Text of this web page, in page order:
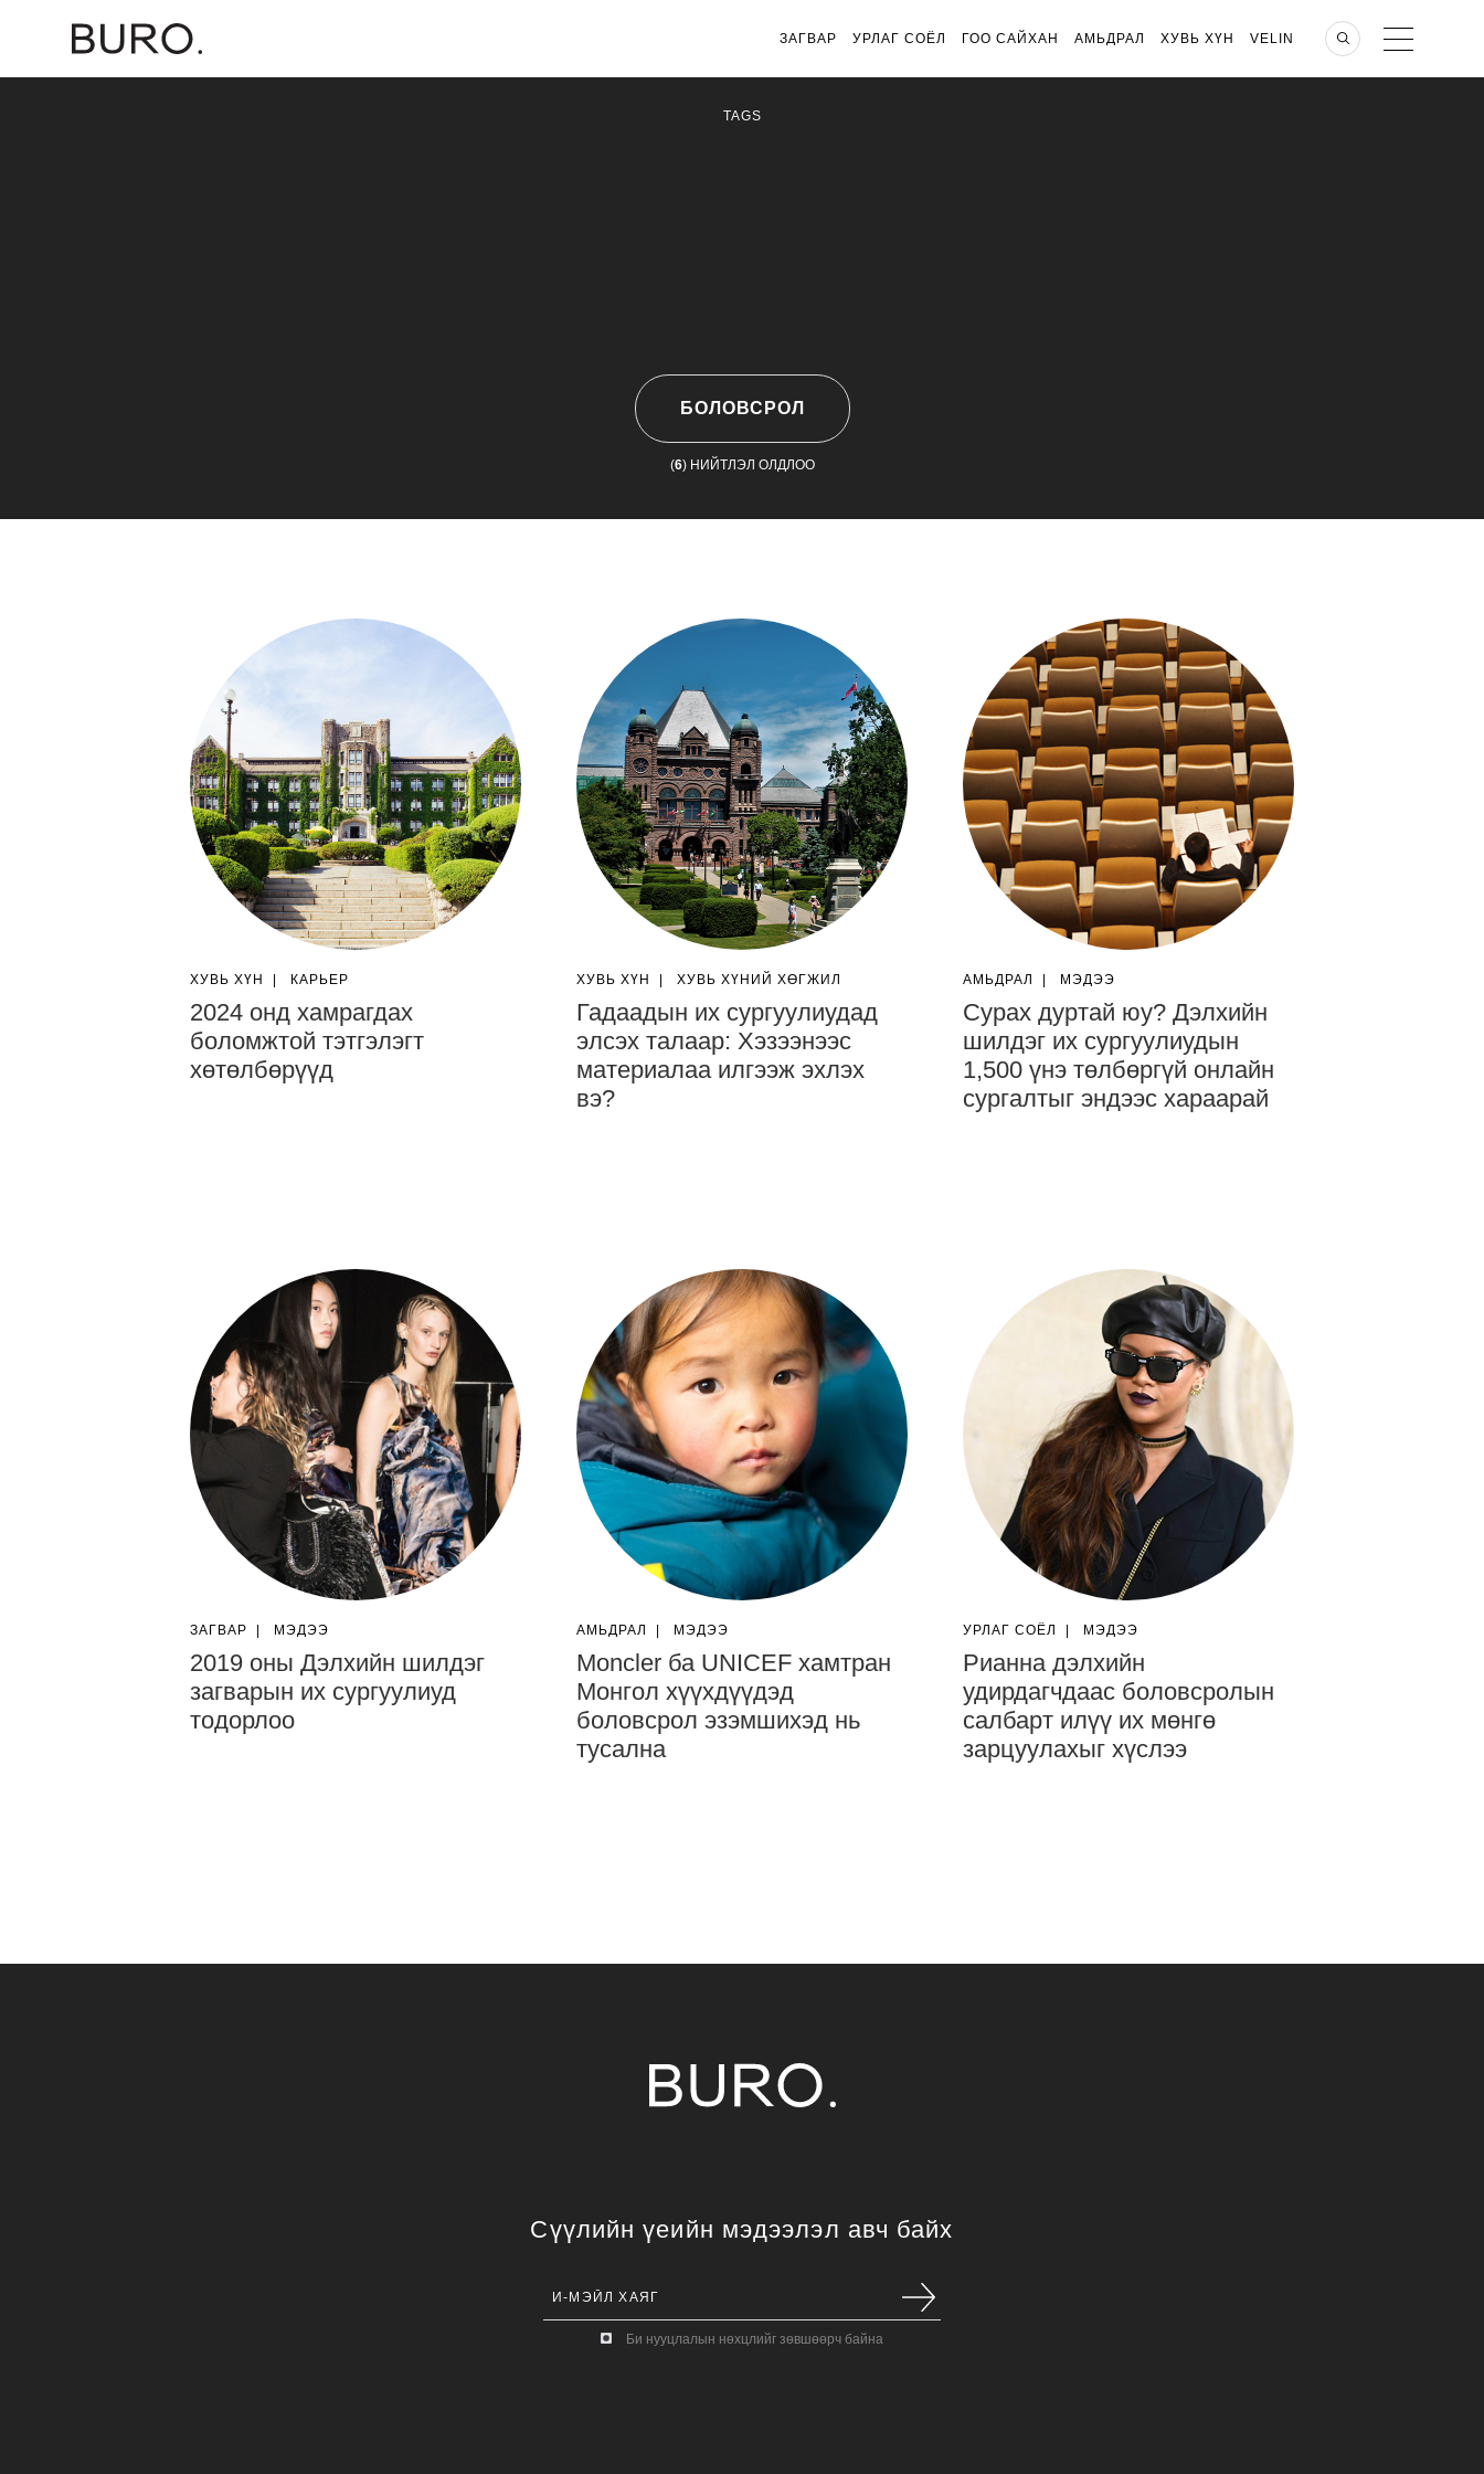
ЗАГВАР УРЛАГ СОЁЛ ГОО САЙХАН АМЬДРАЛ ХУВЬ ХҮН VELIN
TAGS
БОЛОВСРОЛ
(6) НИЙТЛЭЛ ОЛДЛОО
ХУВЬ ХҮН КАРЬЕР
2024 онд хамрагдах
боломжтой тэтгэлэгт
хөтөлбөрүүд
ХУВЬ ХҮН ХУВЬ ХҮНИЙ ХӨГЖИЛ
Гадаадын их сургуулиудад
элсэх талаар: Хэзээнээс
материалаа илгээж эхлэх
вэ?
АМЬДРАЛ МЭДЭЭ
Сурах дуртай юу? Дэлхийн
шилдэг их сургуулиудын
1,500 үнэ төлбөргүй онлайн
сургалтыг эндээс хараарай
ЗАГВАР МЭДЭЭ
2019 оны Дэлхийн шилдэг
загварын их сургуулиуд
тодорлоо
АМЬДРАЛ МЭДЭЭ
Moncler ба UNICEF хамтран
Монгол хүүхдүүдэд
боловсрол эзэмшихэд нь
тусална
УРЛАГ СОЁЛ МЭДЭЭ
Рианна дэлхийн
удирдагчдаас боловсролын
салбарт илүү их мөнгө
зарцуулахыг хүслээ
Сүүлийн үеийн мэдээлэл авч байх
Би нууцлалын нөхцлийг зөвшөөрч байна